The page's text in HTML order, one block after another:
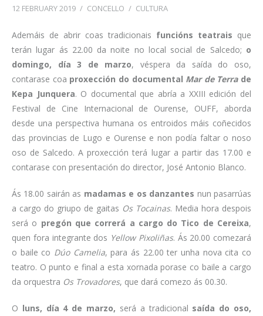
12 FEBRUARY 2019 / CONCELLO / CULTURA
Ademáis de abrir coas tradicionais funcións teatrais que
terán lugar ás 22.00 da noite no local social de Salcedo; o
domingo, día 3 de marzo, véspera da saída do oso,
contarase coa proxección do documental Mar de Terra de
Kepa Junquera. O documental que abría a XXIII edición del
Festival de Cine Internacional de Ourense, OUFF, aborda
desde una perspectiva humana os entroidos máis coñecidos
das provincias de Lugo e Ourense e non podía faltar o noso
oso de Salcedo. A proxección terá lugar a partir das 17.00 e
contarase con presentación do director, José Antonio Blanco.
Ás 18.00 sairán as madamas e os danzantes nun pasarrúas
a cargo do griupo de gaitas Os Tocainas. Media hora despois
será o pregón que correrá a cargo do Tico de Cereixa,
quen fora integrante dos Yellow Pixoliñas. Ás 20.00 comezará
o baile co Dúo Camelia, para ás 22.00 ter unha nova cita co
teatro. O punto e final a esta xornada porase co baile a cargo
da orquestra Os Trovadores, que dará comezo ás 00.30.
O luns, día 4 de marzo, será a tradicional saída do oso,